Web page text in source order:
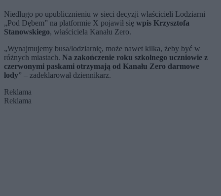
Niedługo po upublicznieniu w sieci decyzji właścicieli Lodziarni
„Pod Dębem” na platformie X pojawił się wpis Krzysztofa
Stanowskiego, właściciela Kanału Zero.
„Wynajmujemy busa/lodziarnię, może nawet kilka, żeby być w
różnych miastach. Na zakończenie roku szkolnego uczniowie z
czerwonymi paskami otrzymają od Kanału Zero darmowe
lody” – zadeklarował dziennikarz.
Reklama
Reklama